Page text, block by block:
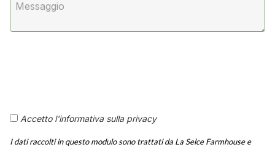
Accetto l'informativa sulla privacy
I dati raccolti in questo modulo sono trattati da La Selce Farmhouse e